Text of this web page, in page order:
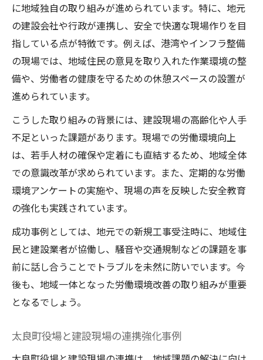
に地域独自の取り組みが進められています。特に、地元
の建設会社や行政が連携し、安全で快適な現場作りを目
指している点が特徴です。例えば、港湾やインフラ整備
の現場では、地域住民の意見を取り入れた作業環境の整
備や、労働者の健康を守るための休憩スペースの設置が
進められています。
こうした取り組みの背景には、建設現場の高齢化や人手
不足といった課題があります。現場での労働環境向上
は、若手人材の確保や定着にも直結するため、地域全体
での意識改革が求められています。また、定期的な労働
環境アンケートの実施や、現場の声を反映した安全教育
の強化も実践されています。
成功事例としては、地元での新規工事受注時に、地域住
民と建設業者が協働し、騒音や交通規制などの課題を事
前に話し合うことでトラブルを未然に防いでいます。今
後も、地域一体となった労働環境改善の取り組みが重要
となるでしょう。
太良町役場と建設現場の連携強化事例